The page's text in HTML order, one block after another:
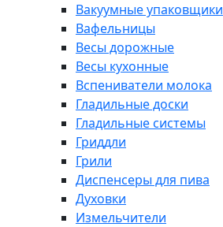
Вакуумные упаковщики
Вафельницы
Весы дорожные
Весы кухонные
Вспениватели молока
Гладильные доски
Гладильные системы
Гриддли
Грили
Диспенсеры для пива
Духовки
Измельчители